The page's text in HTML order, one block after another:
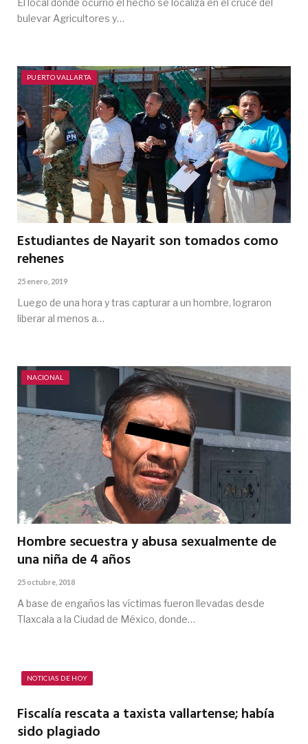
bulevar Agricultores y…
PUERTO VALLARTA
Estudiantes de Nayarit son tomados como
rehenes
25 enero, 2019
Luego de una hora y tras capturar a un hombre, lograron
liberar al menos a…
NACIONAL
Hombre secuestra y abusa sexualmente de
una niña de 4 años
25 octubre, 2018
A base de engaños las víctimas fueron llevadas desde
Tlaxcala a la Ciudad de México, donde…
NOTICIAS DE HOY
Fiscalía rescata a taxista vallartense; había
sido plagiado